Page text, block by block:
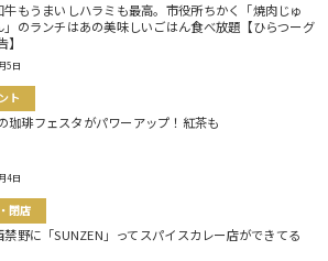
牛もうまいしハラミも最高。市役所ちかく「焼肉じゅ
」のランチはあの美味しいごはん食べ放題【ひらつーグ
5日
ト
珈琲フェスタがパワーアップ！紅茶も
4日
閉店
禁野に「SUNZEN」ってスパイスカレー店ができてる